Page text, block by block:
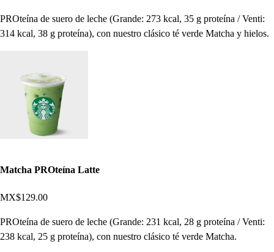
PROteína de suero de leche (Grande: 273 kcal, 35 g proteína / Venti:
314 kcal, 38 g proteína), con nuestro clásico té verde Matcha y hielos.
Matcha PROteína Latte
MX$129.00
PROteína de suero de leche (Grande: 231 kcal, 28 g proteína / Venti:
238 kcal, 25 g proteína), con nuestro clásico té verde Matcha.